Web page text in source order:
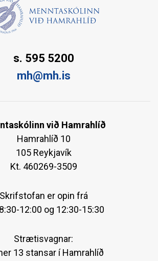
s. 595 5200
mh@mh.is
við Hamrahlíð
Hamrahlíð 10
105 Reykjavík
Kt. 460269-3509
Skrifstofan er opin frá
12:00 og 12:30-15:30
Strætisvagnar:
13 stansar í Hamrahlíð